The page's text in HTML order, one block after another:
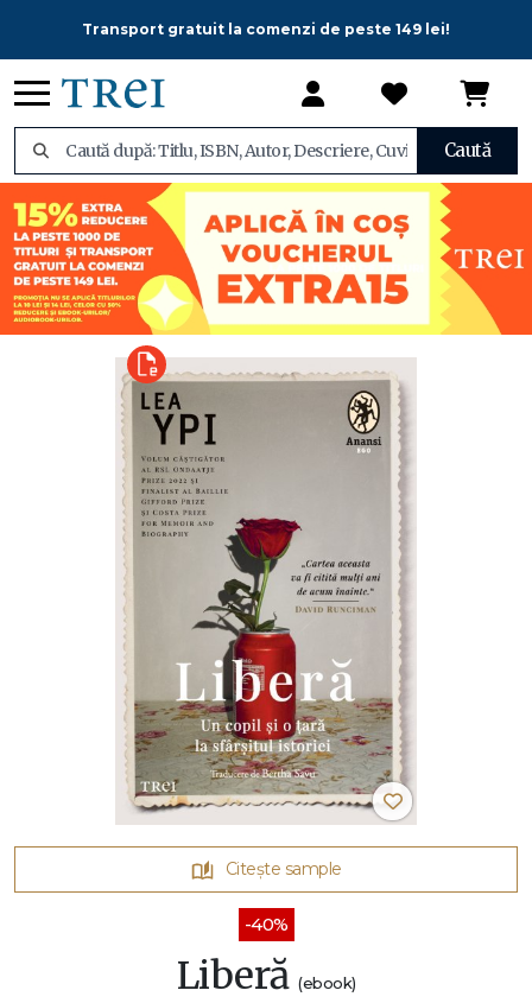
Transport gratuit la comenzi de peste 149 lei!
Caută
Citește sample
-40%
Liberă (ebook)